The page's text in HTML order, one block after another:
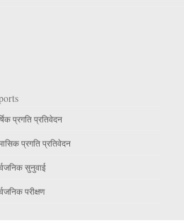
प्रगति प्रतिवेदन
प्रगति प्रतिवेदन
सुनुवाई
परीक्षण